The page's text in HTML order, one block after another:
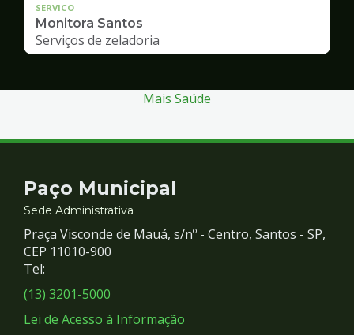
SERVICO
Monitora Santos
Serviços de zeladoria
Mais Saúde
Contato
e
Redes
Sociais
Paço Municipal
Sede Administrativa
Praça Visconde de Mauá, s/nº - Centro, Santos - SP,
CEP 11010-900
Tel:
(13) 3201-5000
Lei de Acesso à Informação